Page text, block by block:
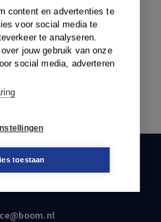
content en advertenties te
voor social media te
te analyseren.
jouw gebruik van onze
social media, adverteren
toestaan
reden, gebruik creditcard